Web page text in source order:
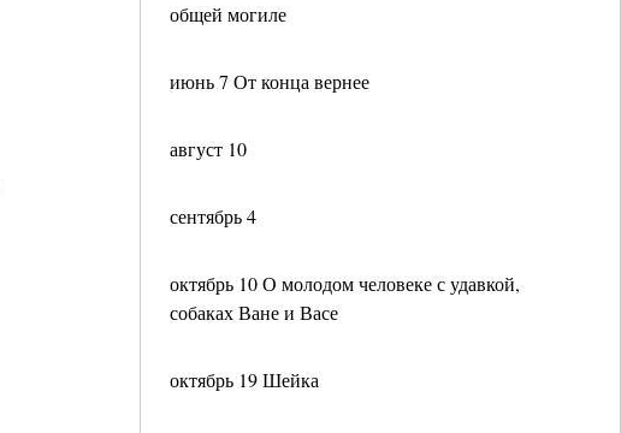
общей могиле
июнь 7 От конца вернее
август 10
сентябрь 4
октябрь 10 О молодом человеке с удавкой,
собаках Ване и Васе
октябрь 19 Шейка